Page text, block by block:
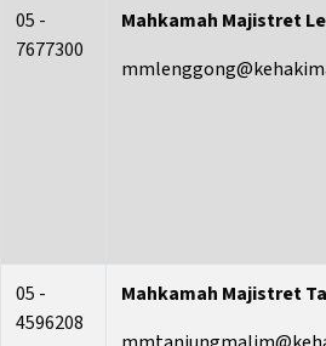
05 -
7677300
Mahkamah Majistret
05 -
4596208
Mahkamah Majistret